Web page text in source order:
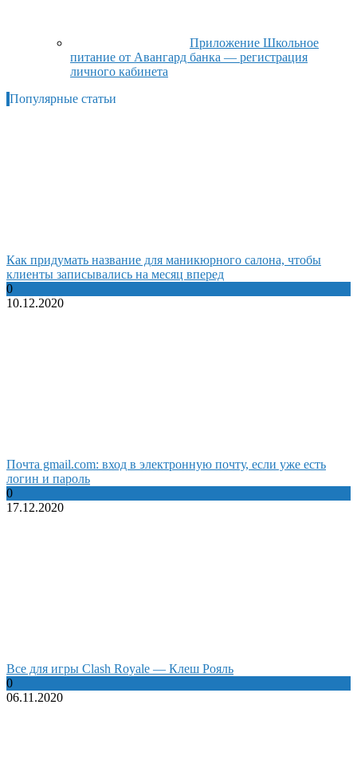
Приложение Школьное
питание от Авангард банка — регистрация
личного кабинета
Популярные статьи
Как придумать название для маникюрного салона, чтобы
клиенты записывались на месяц вперед
0
10.12.2020
Почта gmail.com: вход в электронную почту, если уже есть
логин и пароль
0
17.12.2020
Все для игры Clash Royale — Клеш Рояль
0
06.11.2020